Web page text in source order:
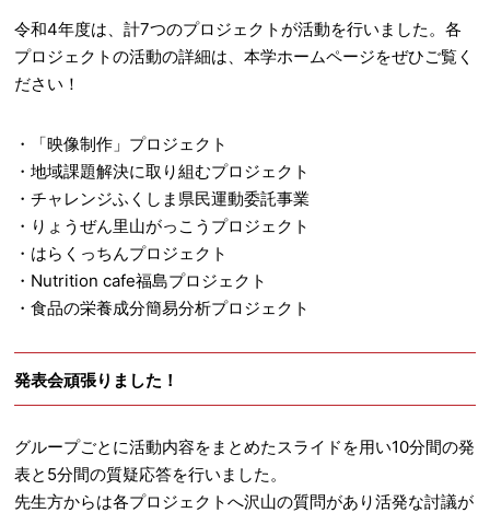
令和4年度は、計7つのプロジェクトが活動を行いました。各
プロジェクトの活動の詳細は、本学ホームページをぜひご覧く
ださい！
・「映像制作」プロジェクト
・地域課題解決に取り組むプロジェクト
・チャレンジふくしま県民運動委託事業
・りょうぜん里山がっこうプロジェクト
・はらくっちんプロジェクト
・Nutrition cafe福島プロジェクト
・食品の栄養成分簡易分析プロジェクト
発表会頑張りました！
グループごとに活動内容をまとめたスライドを用い10分間の発
表と5分間の質疑応答を行いました。
先生方からは各プロジェクトへ沢山の質問があり活発な討議が